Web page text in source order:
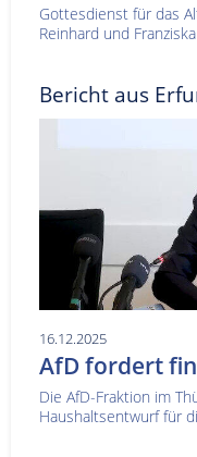
Gottesdienst für das
Reinhard und
Bericht aus
16.12.2025
AfD fordert
Die AfD-Fraktion im
Haushaltsentwurf für